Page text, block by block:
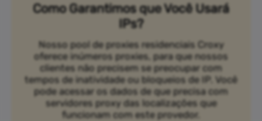
Como Garantimos que Você Usará
IPs?
Nosso pool de proxies residenciais Croxy
oferece inúmeros proxies, para que nossos
clientes não precisem se preocupar com
tempos de inatividade ou bloqueios de IP. Você
pode acessar os dados de que precisa com
servidores proxy das localizações que
funcionam com este provedor.